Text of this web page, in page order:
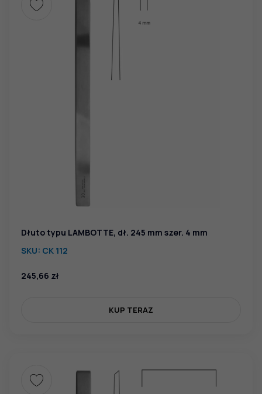
Dłuto typu LAMBOTTE, dł. 245 mm szer. 4 mm
SKU: CK 112
245,66 zł
KUP TERAZ